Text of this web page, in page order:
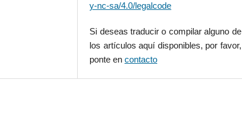
y-nc-sa/4.0/legalcode
Si deseas traducir o compilar alguno de
los artículos aquí disponibles, por favor,
ponte encontacto